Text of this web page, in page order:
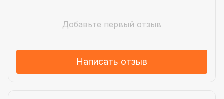
Добавьте первый отзыв
Написать отзыв